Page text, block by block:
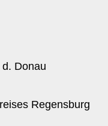
Donau
Regensburg